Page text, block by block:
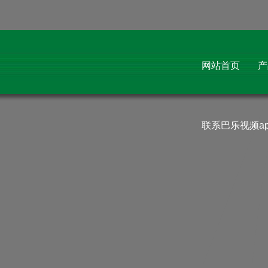
Website not found
网站首页
联系巴乐视频